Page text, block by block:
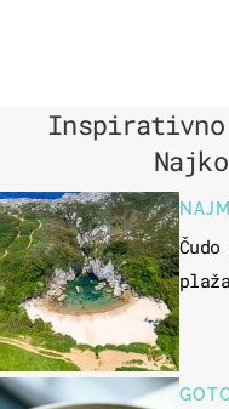
Inspirativno